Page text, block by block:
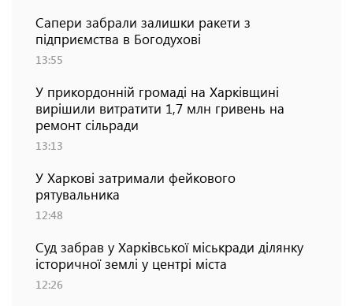
Сапери забрали залишки ракети з
підприємства в Богодухові
13:55
У прикордонній громаді на Харківщині
вирішили витратити 1,7 млн гривень на
ремонт сільради
13:13
У Харкові затримали фейкового
рятувальника
12:48
Суд забрав у Харківської міськради ділянку
історичної землі у центрі міста
12:26